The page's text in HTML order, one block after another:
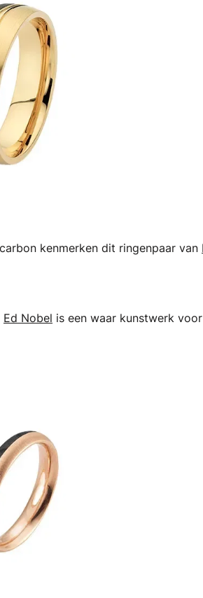
kenmerken dit ringenpaar van
Ed Nobel is een waar kunstwerk